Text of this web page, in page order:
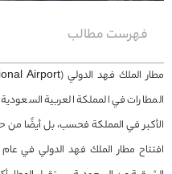
فهرست مطالب
المطارات في المملكة العربية
الأكبر في المملكة فحسب، بل أيضًا من